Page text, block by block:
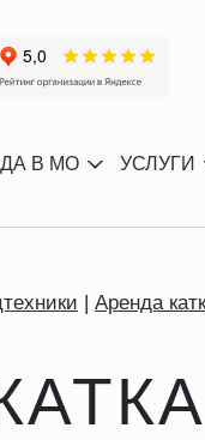
В МО УСЛУГИ
Аренда